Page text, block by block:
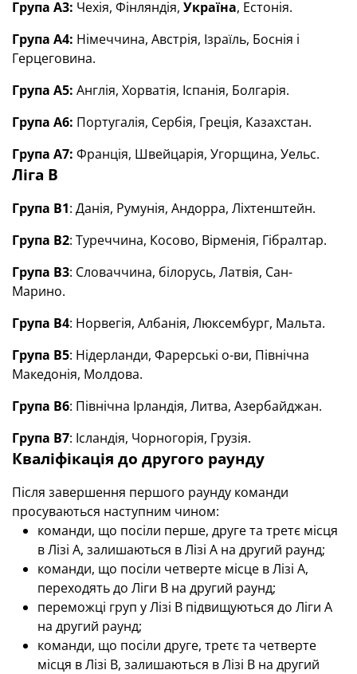
Група А3: Чехія, Фінляндія, Україна, Естонія.
Група А4: Німеччина, Австрія, Ізраїль, Боснія і
Герцеговина.
Група А5: Англія, Хорватія, Іспанія, Болгарія.
Група А6: Португалія, Сербія, Греція, Казахстан.
Група А7: Франція, Швейцарія, Угорщина, Уельс.
Ліга B
Група B1: Данія, Румунія, Андорра, Ліхтенштейн.
Група B2: Туреччина, Косово, Вірменія, Гібралтар.
Група B3: Словаччина, білорусь, Латвія, Сан-
Марино.
Група B4: Норвегія, Албанія, Люксембург, Мальта.
Група B5: Нідерланди, Фарерські о-ви, Північна
Македонія, Молдова.
Група B6: Північна Ірландія, Литва, Азербайджан.
Група B7: Ісландія, Чорногорія, Грузія.
Кваліфікація до другого раунду
Після завершення першого раунду команди
просуваються наступним чином:
команди, що посіли перше, друге та третє місця
в Лізі A, залишаються в Лізі A на другий раунд;
команди, що посіли четверте місце в Лізі A,
переходять до Ліги B на другий раунд;
переможці груп у Лізі B підвищуються до Ліги A
на другий раунд;
команди, що посіли друге, третє та четверте
місця в Лізі B, залишаються в Лізі B на другий